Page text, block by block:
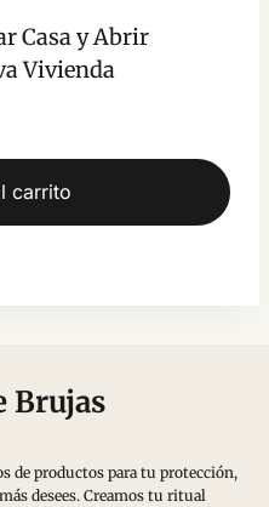
Casa y Abrir
Vivienda
carrito
Brujas
de productos para tu protección,
desees. Creamos tu ritual